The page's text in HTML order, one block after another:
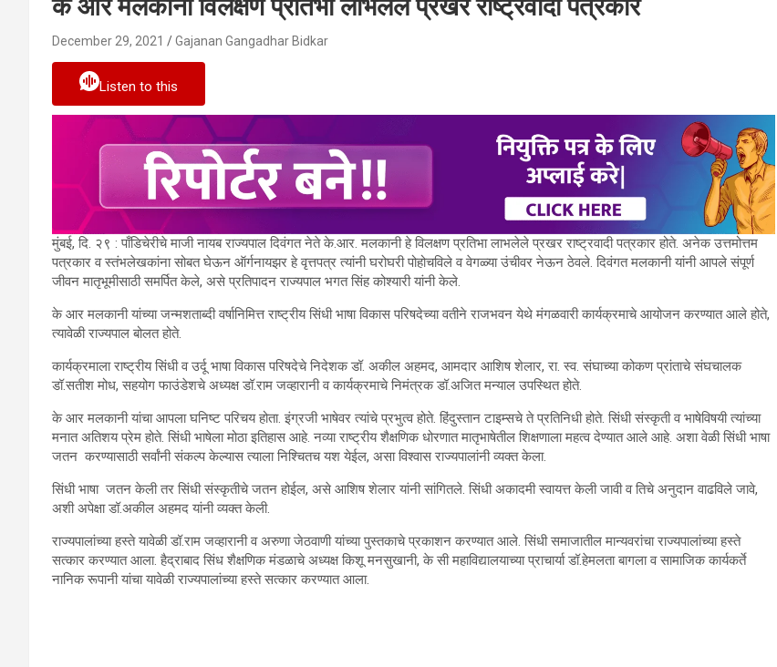
के आर मलकानी विलक्षण प्रतिभा लाभलेले प्रखर राष्ट्रवादी पत्रकार
December 29, 2021 Gajanan Gangadhar Bidkar
Listen to this
मुंबई, दि. २९ : पाँडिचेरीचे माजी नायब राज्यपाल दिवंगत नेते के.आर. मलकानी हे विलक्षण प्रतिभा लाभलेले प्रखर राष्ट्रवादी पत्रकार होते. अनेक उत्तमोत्तम
पत्रकार व स्तंभलेखकांना सोबत घेऊन ऑर्गनायझर हे वृत्तपत्र त्यांनी घरोघरी पोहोचविले व वेगळ्या उंचीवर नेऊन ठेवले. दिवंगत मलकानी यांनी आपले संपूर्ण
जीवन मातृभूमीसाठी समर्पित केले, असे प्रतिपादन राज्यपाल भगत सिंह कोश्यारी यांनी केले.
के आर मलकानी यांच्या जन्मशताब्दी वर्षानिमित्त राष्ट्रीय सिंधी भाषा विकास परिषदेच्या वतीने राजभवन येथे मंगळवारी कार्यक्रमाचे आयोजन करण्यात आले होते,
त्यावेळी राज्यपाल बोलत होते.
कार्यक्रमाला राष्ट्रीय सिंधी व उर्दू भाषा विकास परिषदेचे निदेशक डॉ. अकील अहमद, आमदार आशिष शेलार, रा. स्व. संघाच्या कोकण प्रांताचे संघचालक
डॉ.सतीश मोध, सहयोग फाउंडेशचे अध्यक्ष डॉ.राम जव्हारानी व कार्यक्रमाचे निमंत्रक डॉ.अजित मन्याल उपस्थित होते.
के आर मलकानी यांचा आपला घनिष्ट परिचय होता. इंग्रजी भाषेवर त्यांचे प्रभुत्व होते. हिंदुस्तान टाइम्सचे ते प्रतिनिधी होते. सिंधी संस्कृती व भाषेविषयी त्यांच्या
मनात अतिशय प्रेम होते. सिंधी भाषेला मोठा इतिहास आहे. नव्या राष्ट्रीय शैक्षणिक धोरणात मातृभाषेतील शिक्षणाला महत्व देण्यात आले आहे. अशा वेळी सिंधी भाषा
जतन करण्यासाठी सर्वांनी संकल्प केल्यास त्याला निश्चितच यश येईल, असा विश्वास राज्यपालांनी व्यक्त केला.
सिंधी भाषा जतन केली तर सिंधी संस्कृतीचे जतन होईल, असे आशिष शेलार यांनी सांगितले. सिंधी अकादमी स्वायत्त केली जावी व तिचे अनुदान वाढविले जावे,
अशी अपेक्षा डॉ.अकील अहमद यांनी व्यक्त केली.
राज्यपालांच्या हस्ते यावेळी डॉ.राम जव्हारानी व अरुणा जेठवाणी यांच्या पुस्तकाचे प्रकाशन करण्यात आले. सिंधी समाजातील मान्यवरांचा राज्यपालांच्या हस्ते
सत्कार करण्यात आला. हैद्राबाद सिंध शैक्षणिक मंडळाचे अध्यक्ष किशू मनसुखानी, के सी महाविद्यालयाच्या प्राचार्या डॉ.हेमलता बागला व सामाजिक कार्यकर्ते
नानिक रूपानी यांचा यावेळी राज्यपालांच्या हस्ते सत्कार करण्यात आला.